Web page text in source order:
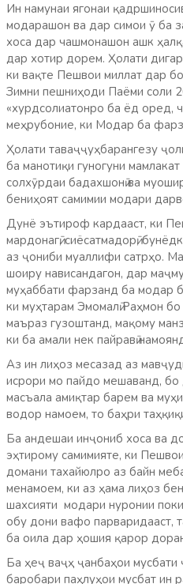
Ин намунаи ягонаи
модарашон ва дар симои ӯ ба
хоса дар чашмонашон ашк
дар хотир дорем. Ҳолати
ки вақте Пешвои миллат дар
Зимни пешниҳоди Паёми соли
«хурдсолиатонро ба ёд оред,
меҳрубоние, ки Модар ба
Ҳолати таваҷҷуҳбарангезу
ба манотиқи гуногуни
солхӯрдаи бадахшонӣ ва
бениҳоят самимии модари
Дунё эътироф кардааст, ки
мардонагӣ, сиёсатмадорӣ,
аз ҷониби муаллифи сатрҳо.
шоиру нависандагон, дар
муҳаббати фарзанд ба модар
ки муҳтарам Эмомалӣ Раҳмон
маъраз гузоштанд, мақому
ки ба амали нек пайравӣ
Аз ин лиҳоз месазад аз
исрори мо пайдо мешаванд, бо
масъала амиқтар барем ва
водор намоем, то баҳри
Ба андешаи инҷониб хоса ва
эҳтирому самимияте, ки
домани тахайюлро аз байн
менамоем, ки аз ҳама лиҳоз
шахсияти модари нуронии
обу дони вафо парваридааст,
ба оила дар ҳошия қарор
Ба ҳеҷ ваҷҳ ҷанбаҳои
баробари паҳлуҳои мусбат ин